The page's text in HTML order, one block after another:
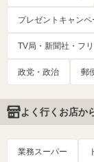
プレゼントキャン
TV局・新聞社・フ
政党・政治 郵
よく行くお店か
業務スーパー